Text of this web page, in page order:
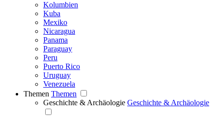
Kolumbien
Kuba
Mexiko
Nicaragua
Panama
Paraguay
Peru
Puerto Rico
Uruguay
Venezuela
Themen Themen
Geschichte & Archäologie Geschichte & Archäologie